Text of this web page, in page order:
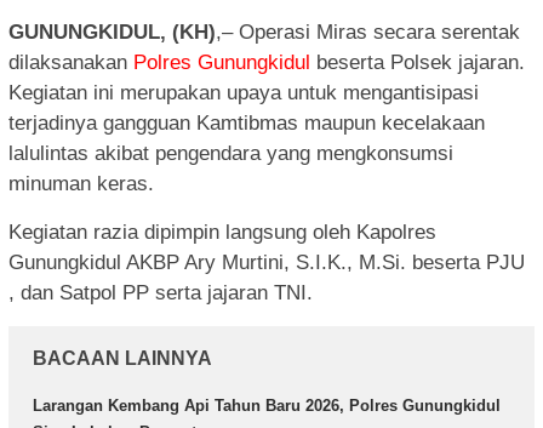
GUNUNGKIDUL, (KH),– Operasi Miras secara serentak
dilaksanakan Polres Gunungkidul beserta Polsek jajaran.
Kegiatan ini merupakan upaya untuk mengantisipasi
terjadinya gangguan Kamtibmas maupun kecelakaan
lalulintas akibat pengendara yang mengkonsumsi
minuman keras.
Kegiatan razia dipimpin langsung oleh Kapolres
Gunungkidul AKBP Ary Murtini, S.I.K., M.Si. beserta PJU
, dan Satpol PP serta jajaran TNI.
BACAAN LAINNYA
Larangan Kembang Api Tahun Baru 2026, Polres Gunungkidul